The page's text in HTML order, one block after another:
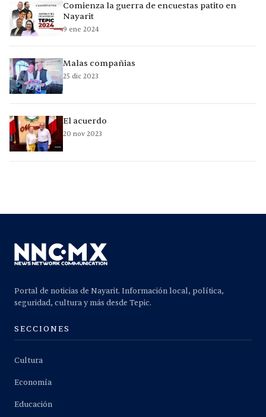
Comienza la guerra de encuestas patito en
Nayarit
9 ene 2024
Malas compañias
25 dic 2023
El acuerdo
20 nov 2023
Portal de noticias de Nayarit. Información local, política,
seguridad, cultura y más desde Tepic.
SECCIONES
Cultura
Economía
Educación